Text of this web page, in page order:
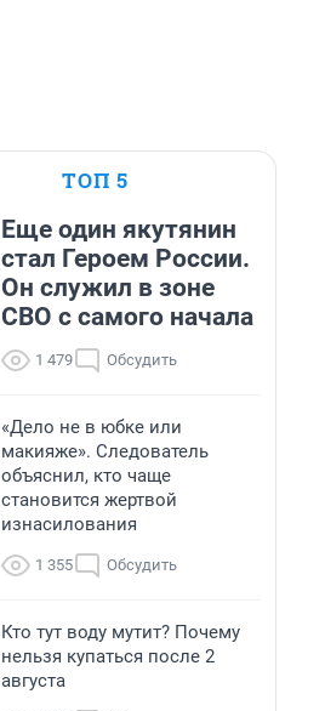
ТОП 5
Еще один якутянин
стал Героем России.
Он служил в зоне
СВО с самого начала
1 479 Обсудить
«Дело не в юбке или
макияже». Следователь
объяснил, кто чаще
становится жертвой
изнасилования
1 355 Обсудить
Кто тут воду мутит? Почему
нельзя купаться после 2
августа